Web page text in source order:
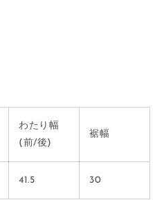
わたり幅
(前/後)
裾幅
41.5 30